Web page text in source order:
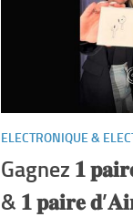
ELECTRONIQUE &
Gagnez 𝟏
& 𝟏 𝐩𝐚𝐢𝐫𝐞